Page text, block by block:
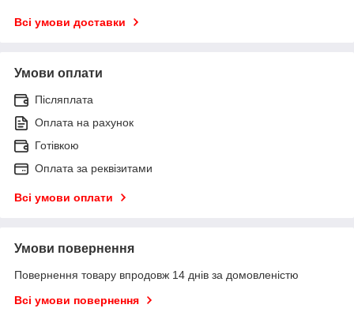
Всі умови доставки
Умови оплати
Післяплата
Оплата на рахунок
Готівкою
Оплата за реквізитами
Всі умови оплати
Умови повернення
Повернення товару впродовж 14 днів за домовленістю
Всі умови повернення